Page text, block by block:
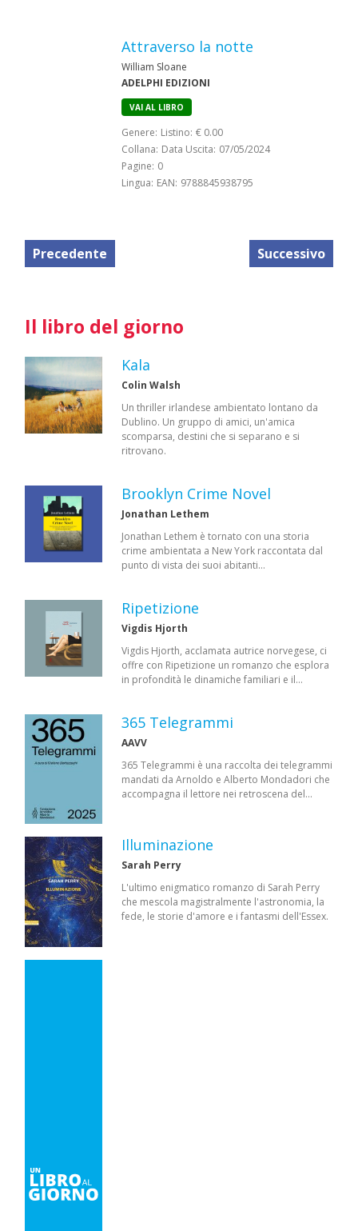
Attraverso la notte
William Sloane
ADELPHI EDIZIONI
VAI AL LIBRO
Genere: Listino: € 0.00
Collana: Data Uscita: 07/05/2024
Pagine: 0
Lingua: EAN: 9788845938795
Precedente Successivo
Il libro del giorno
Kala
Colin Walsh
Un thriller irlandese ambientato lontano da
Dublino. Un gruppo di amici, un'amica
scomparsa, destini che si separano e si
ritrovano.
Brooklyn Crime Novel
Jonathan Lethem
Jonathan Lethem è tornato con una storia
crime ambientata a New York raccontata dal
punto di vista dei suoi abitanti…
Ripetizione
Vigdis Hjorth
Vigdis Hjorth, acclamata autrice norvegese, ci
offre con Ripetizione un romanzo che esplora
in profondità le dinamiche familiari e il…
365 Telegrammi
AAVV
365 Telegrammi è una raccolta dei telegrammi
mandati da Arnoldo e Alberto Mondadori che
accompagna il lettore nei retroscena del…
Illuminazione
Sarah Perry
L'ultimo enigmatico romanzo di Sarah Perry
che mescola magistralmente l'astronomia, la
fede, le storie d'amore e i fantasmi dell'Essex.